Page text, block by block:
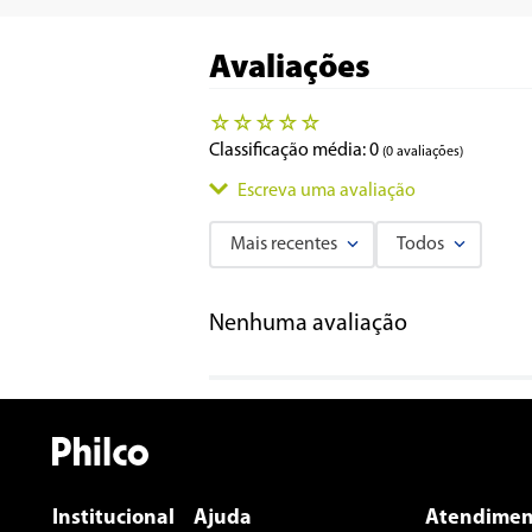
Avaliações
☆ ☆ ☆ ☆ ☆
Classificação média: 0 (0 avaliações)
Escreva uma avaliação
Título
Mais recentes Todos
Nenhuma avaliação
Institucional Ajuda